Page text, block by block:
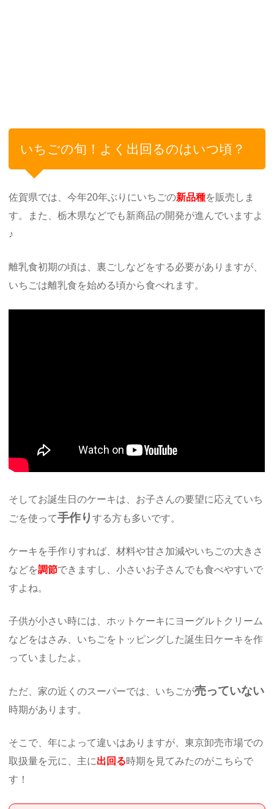
いちごの旬！よく出回るのはいつ頃？
佐賀県では、今年20年ぶりにいちごの新品種を販売しま
す。また、栃木県などでも新商品の開発が進んでいますよ
♪
離乳食初期の頃は、裏ごしなどをする必要がありますが、
いちごは離乳食を始める頃から食べれます。
そしてお誕生日のケーキは、お子さんの要望に応えていち
ごを使って手作りする方も多いです。
ケーキを手作りすれば、材料や甘さ加減やいちごの大きさ
などを調節できますし、小さいお子さんでも食べやすいで
すよね。
子供が小さい時には、ホットケーキにヨーグルトクリーム
などをはさみ、いちごをトッピングした誕生日ケーキを作
っていましたよ。
ただ、家の近くのスーパーでは、いちごが売っていない
時期があります。
そこで、年によって違いはありますが、東京卸売市場での
取扱量を元に、主に出回る時期を見てみたのがこちらで
す！